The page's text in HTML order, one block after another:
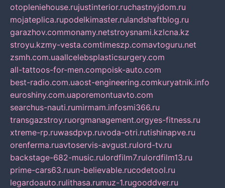
otopleniehouse.rujustinterior.ruchastnyjdom.ru
mojateplica.rupodelkimaster.rulandshaftblog.ru
garazhov.commonamy.netstroysnami.kzlcna.kz
stroyu.kzmy-vesta.comtimeszp.comavtoguru.net
zsmh.com.uaallcelebsplasticsurgery.com
all-tattoos-for-men.compoisk-auto.com
best-radio.com.uaost-engineering.comkuryatnik.info
euroshiny.com.uaporemontuavto.com
searchus-nauti.rumirmam.infosmi366.ru
transgazstroy.ruorgmanagement.orgyes-fitness.ru
xtreme-rp.ruwasdpvp.ruvoda-otri.rutishinapve.ru
orenferma.ruavtoservis-avgust.rulord-tv.ru
backstage-682-music.rulordfilm7.rulordfilm13.ru
prime-cars63.ruun-believable.rucodetool.ru
legardoauto.rulithasa.rumuz-1.rugooddver.ru